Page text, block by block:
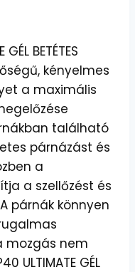
BETÉTES
kényelmes
a maximális
található
párnázást és
a
a szellőzést és
párnák könnyen
mozgás nem
ULTIMATE GÉL